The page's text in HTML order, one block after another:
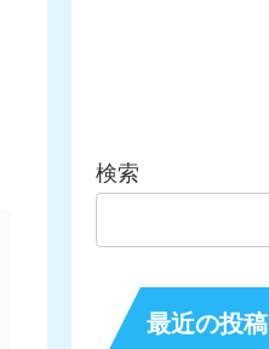
検索
最近の投稿